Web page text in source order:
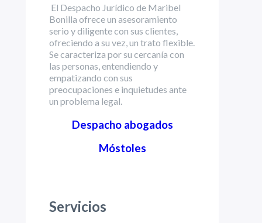
El Despacho Jurídico de Maribel
Bonilla ofrece un asesoramiento
serio y diligente con sus clientes,
ofreciendo a su vez, un trato flexible.
Se caracteriza por su cercanía con
las personas, entendiendo y
empatizando con sus
preocupaciones e inquietudes ante
un problema legal.
Despacho abogados
Móstoles
Servicios